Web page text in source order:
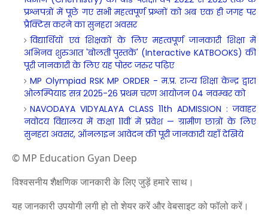
प्रश्नपत्रों में पूछे गए सभी महत्वपूर्ण प्रश्नों को अब एक ही जगह पर
प्रैक्टिस करने का सुनहरा अवसर
विद्यार्थियों एवं शिक्षकों के लिए महत्वपूर्ण जानकारी शिक्षा में
अभिनव शुरुआत 'बोलती पुस्तकें' (Interactive KATBOOKS) की
पूरी जानकारी के लिए यह पोस्ट जरुर पढ़िए
MP Olympiad RSK MP ORDER - म.प्र. राज्य शिक्षा केन्द्र द्वारा
ओलम्पियाड सत्र 2025-26 प्रथम चरण आयोजन 04 नवम्बर को
NAVODAYA VIDYALAYA CLASS 11th ADMISSION : जवाहर
नवोदय विद्यालय में कक्षा 11वीं में प्रवेश — ग्रामीण छात्रों के लिए
सुनहरा अवसर, ऑनलाइन आवेदन की पूरी जानकारी यहाँ देखिये
© MP Education Gyan Deep
विश्वसनीय शैक्षणिक जानकारी के लिए जुड़ें हमारे साथ।
यह जानकारी उपयोगी लगी हो तो शेयर करें और वेबसाइट को फॉलो करें।